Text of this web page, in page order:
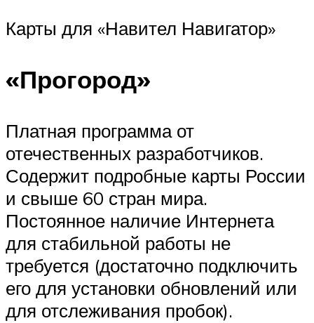
Карты для «Навител Навигатор»
«Прогород»
Платная программа от
отечественных разработчиков.
Содержит подробные карты России
и свыше 60 стран мира.
Постоянное наличие Интернета
для стабильной работы не
требуется (достаточно подключить
его для установки обновлений или
для отслеживания пробок).